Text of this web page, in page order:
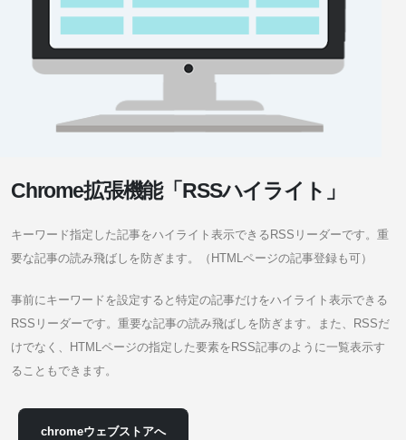
Chrome拡張機能「RSSハイライト」
キーワード指定した記事をハイライト表示できるRSSリーダーです。重
要な記事の読み飛ばしを防ぎます。（HTMLページの記事登録も可）
事前にキーワードを設定すると特定の記事だけをハイライト表示できる
RSSリーダーです。重要な記事の読み飛ばしを防ぎます。また、RSSだ
けでなく、HTMLページの指定した要素をRSS記事のように一覧表示す
ることもできます。
chromeウェブストアへ